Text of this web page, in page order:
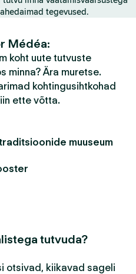
tegevused.
Médéa:
koht uute tutvuste
minna? Ära muretse.
kohtingusihtkohad
ette võtta.
muuseum
tutvuda?
otsivad, kiikavad sageli